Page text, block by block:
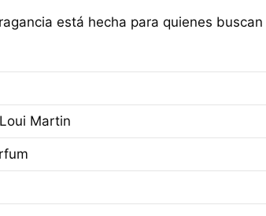
está hecha para quienes buscan
Martin